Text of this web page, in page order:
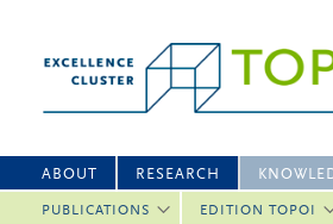
ABOUT RESEARCH
PUBLICATIONS EDITION TOPOI